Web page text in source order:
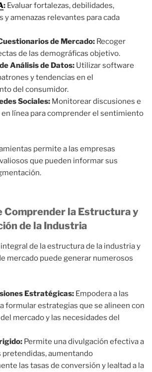
: Evaluar fortalezas, debilidades,
y amenazas relevantes para cada
de Mercado: Recoger
de las demográficas objetivo.
Análisis de Datos: Utilizar software
y tendencias en el
del consumidor.
Sociales: Monitorear discusiones e
línea para comprender el sentimiento
permite a las empresas
que pueden informar sus
Comprender la Estructura y
de la Industria
de la estructura de la industria y
mercado puede generar numerosos
Estratégicas: Empodera a las
formular estrategias que se alineen con
mercado y las necesidades del
Permite una divulgación efectiva a
pretendidas, aumentando
las tasas de conversión y lealtad a la